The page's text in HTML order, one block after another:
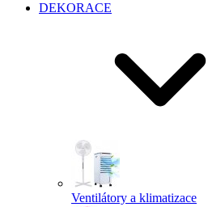
DEKORACE
Ventilátory a klimatizace